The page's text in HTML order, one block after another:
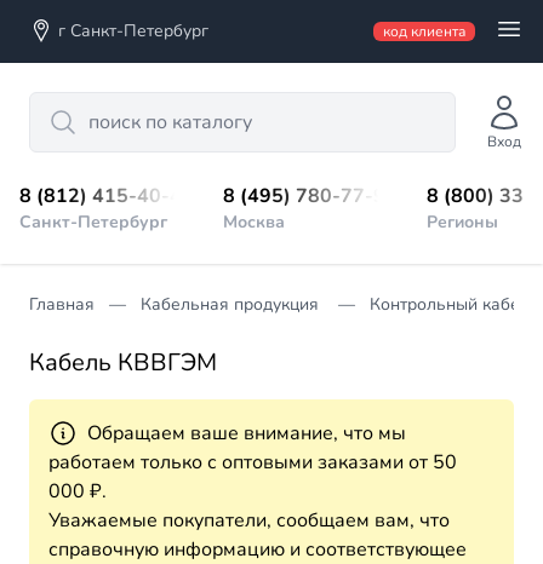
г Санкт-Петербург код клиента
Search
Вход
8 (812) 415-40-45
Санкт-Петербург
8 (495) 780-77-98
Москва
8 (800)
Регионы
Главная Кабельная продукция Контрольный кабель
Кабель КВВГЭМ
Обращаем ваше внимание, что мы
работаем только с оптовыми заказами от 50
000 ₽.
Уважаемые покупатели, сообщаем вам, что
справочную информацию и соответствующее